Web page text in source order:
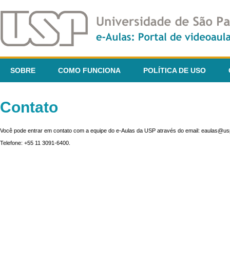
SOBRE COMO FUNCIONA POLÍTICA DE USO
Contato
Você pode entrar em contato com a equipe do e-Aulas da USP através do email:
Telefone: +55 11 3091-6400.